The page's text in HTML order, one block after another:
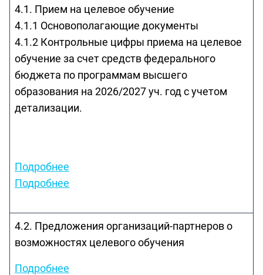
4.1. Прием на целевое обучение
4.1.1 Основополагающие документы
4.1.2 Контрольные цифры приема на целевое
обучение за счет средств федерального
бюджета по программам высшего
образования на 2026/2027 уч. год с учетом
детализации.
Подробнее
Подробнее
4.2. Предложения организаций-партнеров о
возможностях целевого обучения
Подробнее